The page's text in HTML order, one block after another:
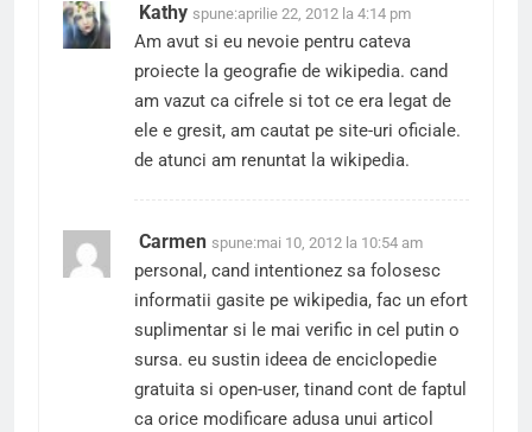
Kathy spune:aprilie 22, 2012 la 4:14 pm
Am avut si eu nevoie pentru cateva
proiecte la geografie de wikipedia. cand
am vazut ca cifrele si tot ce era legat de
ele e gresit, am cautat pe site-uri oficiale.
de atunci am renuntat la wikipedia.
Carmen spune:mai 10, 2012 la 10:54 am
personal, cand intentionez sa folosesc
informatii gasite pe wikipedia, fac un efort
suplimentar si le mai verific in cel putin o
sursa. eu sustin ideea de enciclopedie
gratuita si open-user, tinand cont de faptul
ca orice modificare adusa unui articol